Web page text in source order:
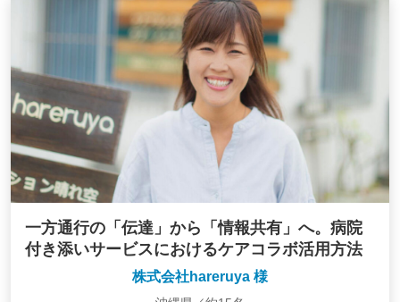
一方通行の「伝達」から「情報共有」へ。病院
付き添いサービスにおけるケアコラボ活用方法
株式会社hareruya 様